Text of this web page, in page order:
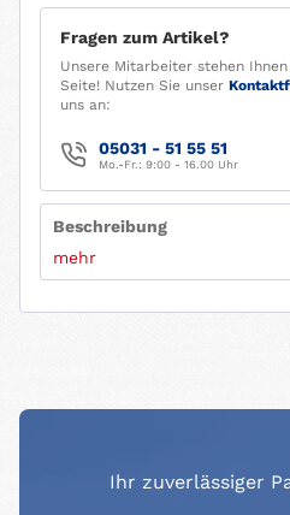
Fragen zum Artikel?
Unsere Mitarbeiter stehen
Seite! Nutzen Sie unser
uns an:
05031 - 51 55 51
Mo.-Fr.: 9:00 - 16.00 Uhr
Beschreibung
mehr
Ihr zuverlässiger